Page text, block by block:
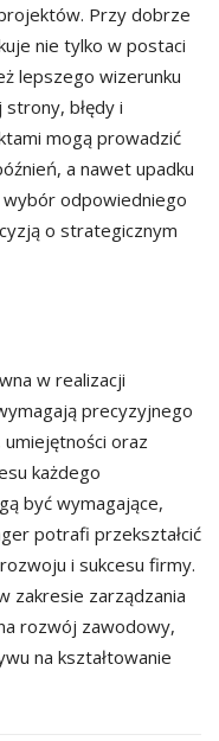
Przy dobrze
nie tylko w postaci
lepszego wizerunku
błędy i
mogą prowadzić
a nawet upadku
odpowiedniego
o strategicznym
w realizacji
precyzyjnego
oraz
każdego
być wymagające,
potrafi przekształcić
i sukcesu firmy.
zakresie zarządzania
rozwój zawodowy,
na kształtowanie